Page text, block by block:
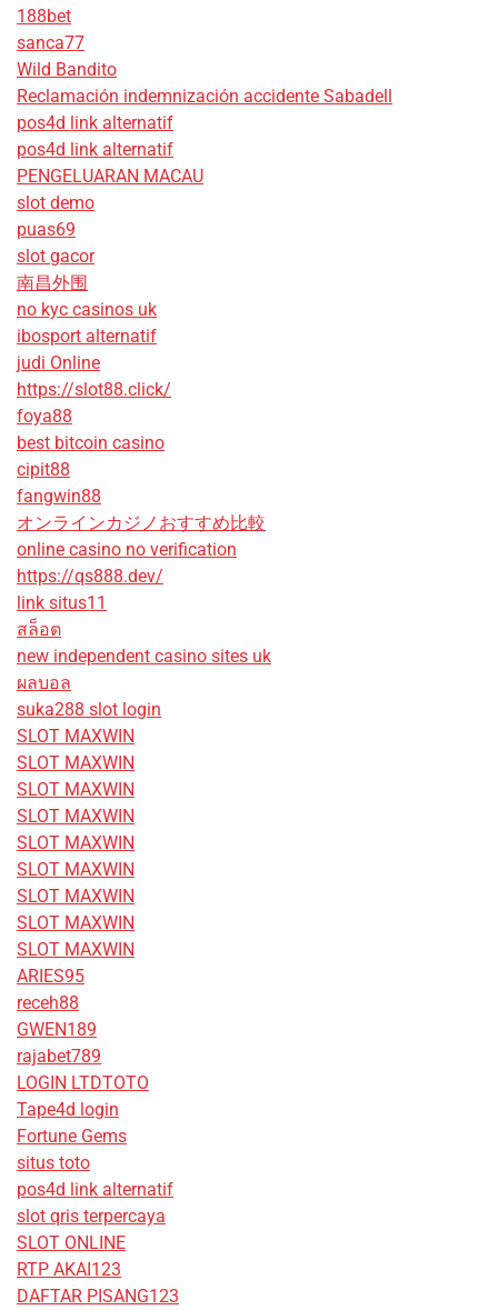
188bet
sanca77
Wild Bandito
Reclamación indemnización accidente Sabadell
pos4d link alternatif
pos4d link alternatif
PENGELUARAN MACAU
slot demo
puas69
slot gacor
南昌外围
no kyc casinos uk
ibosport alternatif
judi Online
https://slot88.click/
foya88
best bitcoin casino
cipit88
fangwin88
オンラインカジノおすすめ比較
online casino no verification
https://qs888.dev/
link situs11
สล็อต
new independent casino sites uk
ผลบอล
suka288 slot login
SLOT MAXWIN
SLOT MAXWIN
SLOT MAXWIN
SLOT MAXWIN
SLOT MAXWIN
SLOT MAXWIN
SLOT MAXWIN
SLOT MAXWIN
SLOT MAXWIN
ARIES95
receh88
GWEN189
rajabet789
LOGIN LTDTOTO
Tape4d login
Fortune Gems
situs toto
pos4d link alternatif
slot qris terpercaya
SLOT ONLINE
RTP AKAI123
DAFTAR PISANG123